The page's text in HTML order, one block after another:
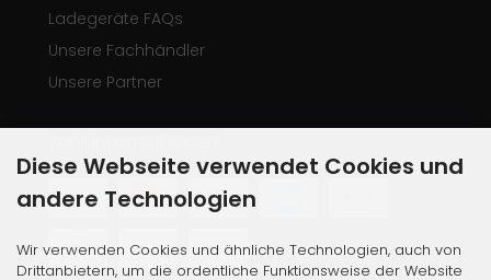
Ladegeräte FAQs
Unsere Fachhändler
Unsere Partner
Diese Webseite verwendet Cookies und
andere Technologien
Wir verwenden Cookies und ähnliche Technologien, auch von
Drittanbietern, um die ordentliche Funktionsweise der Website